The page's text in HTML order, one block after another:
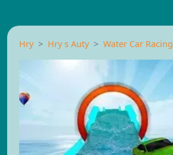
Hry Hry s Auty Water Car Racing